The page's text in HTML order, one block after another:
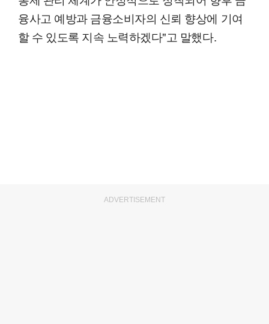
융사고 예방과 금융소비자의 신뢰 향상에 기여
할 수 있도록 지속 노력하겠다"고 말했다.
ADVERTISEMENT